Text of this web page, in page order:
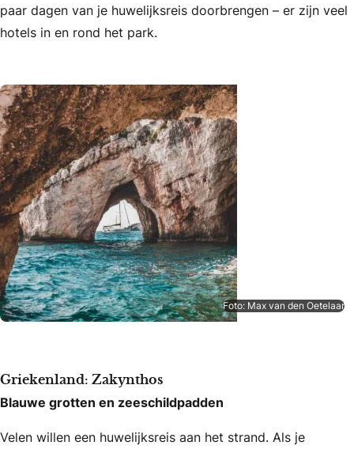
paar dagen van je huwelijksreis doorbrengen – er zijn veel
hotels in en rond het park.
Foto: Max van den Oetelaar
Griekenland: Zakynthos
Blauwe grotten en zeeschildpadden
Velen willen een huwelijksreis aan het strand. Als je